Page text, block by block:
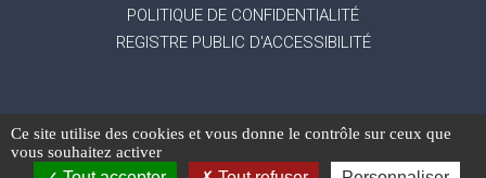
POLITIQUE DE CONFIDENTIALITÉ
REGISTRE PUBLIC D'ACCESSIBILITÉ
Mentions légales-Gestion des données
personnelles
Ce site utilise des cookies et vous donne le contrôle sur ceux que
vous souhaitez activer